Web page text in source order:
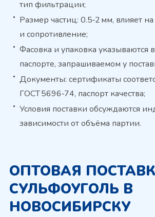
тип фильтрации;
Размер частиц: 0.5‑2 мм, влияет
и сопротивление;
Фасовка и упаковка указываются
паспорте, запрашиваемом у
Документы: сертификаты
ГОСТ 5696‑74, паспорт качества;
Условия поставки обсуждаются
зависимости от объёма партии.
ОПТОВАЯ
СУЛЬФОУГОЛЬ В
НОВОСИБИРСКУ